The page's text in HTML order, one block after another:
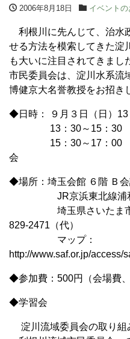
2006年8月18日 イベント
利根川に先んじて、治水
せる方法を模索してきた淀
も大いに注目されてきまし
市民委員会は、淀川水系流
博健京大名誉教授をお招き
◆日時： ９月３日（日）
13：30～15：30 学
15：30～17：00 第
会
◆場所：埼玉会館 ６階 Ｂ
JR京浜東北線浦和
埼玉県さいたま市浦
829-2471（代）
マップ：
http://www.saf.or.jp/access/
◆参加費：500円（会場費、
◆学習会
淀川流域委員会の取り組